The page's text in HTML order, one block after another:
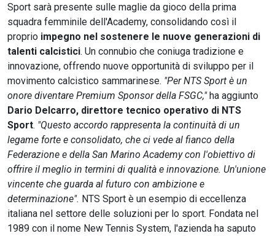
Sport sarà presente sulle maglie da gioco della prima
squadra femminile dell'Academy, consolidando così il
proprio impegno nel sostenere le nuove generazioni di
talenti calcistici. Un connubio che coniuga tradizione e
innovazione, offrendo nuove opportunità di sviluppo per il
movimento calcistico sammarinese. "Per NTS Sport è un
onore diventare Premium Sponsor della FSGC,"ha aggiunto
Dario Delcarro, direttore tecnico operativo di NTS
Sport. "Questo accordo rappresenta la continuità di un
legame forte e consolidato, che ci vede al fianco della
Federazione e della San Marino Academy con l'obiettivo di
offrire il meglio in termini di qualità e innovazione. Un'unione
vincente che guarda al futuro con ambizione e
determinazione". NTS Sport è un esempio di eccellenza
italiana nel settore delle soluzioni per lo sport. Fondata nel
1989 con il nome New Tennis System, l'azienda ha saputo